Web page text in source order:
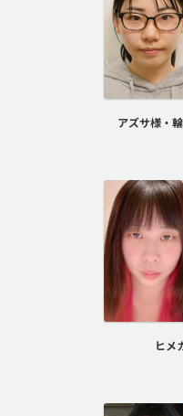
アズサ様・
ヒメ